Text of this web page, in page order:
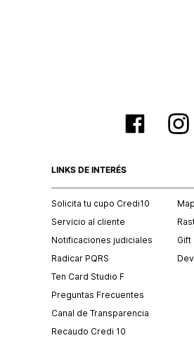
LINKS DE INTERÉS
Solicita tu cupo Credi10
Servicio al cliente
Notificaciones judiciales
Radicar PQRS
Ten Card Studio F
Preguntas Frecuentes
Canal de Transparencia
Recaudo Credi 10
Gift